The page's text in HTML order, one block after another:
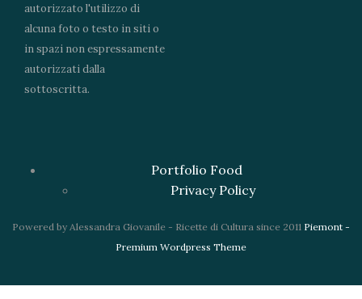
autorizzato l'utilizzo di
alcuna foto o testo in siti o
in spazi non espressamente
autorizzati dalla
sottoscritta.
Portfolio Food
Privacy Policy
Powered by Alessandra Giovanile - Ricette di Cultura since 2011 Piemont -
Premium Wordpress Theme